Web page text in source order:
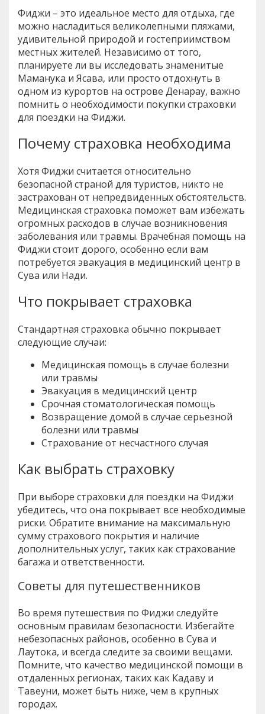
Фиджи – это идеальное место для отдыха, где
можно насладиться великолепными пляжами,
удивительной природой и гостеприимством
местных жителей. Независимо от того,
планируете ли вы исследовать знаменитые
Маманука и Ясава, или просто отдохнуть в
одном из курортов на острове Денарау, важно
помнить о необходимости покупки страховки
для поездки на Фиджи.
Почему страховка необходима
Хотя Фиджи считается относительно
безопасной страной для туристов, никто не
застрахован от непредвиденных обстоятельств.
Медицинская страховка поможет вам избежать
огромных расходов в случае возникновения
заболевания или травмы. Врачебная помощь на
Фиджи стоит дорого, особенно если вам
потребуется эвакуация в медицинский центр в
Сува или Нади.
Что покрывает страховка
Стандартная страховка обычно покрывает
следующие случаи:
Медицинская помощь в случае болезни
или травмы
Эвакуация в медицинский центр
Срочная стоматологическая помощь
Возвращение домой в случае серьезной
болезни или травмы
Страхование от несчастного случая
Как выбрать страховку
При выборе страховки для поездки на Фиджи
убедитесь, что она покрывает все необходимые
риски. Обратите внимание на максимальную
сумму страхового покрытия и наличие
дополнительных услуг, таких как страхование
багажа и ответственности.
Советы для путешественников
Во время путешествия по Фиджи следуйте
основным правилам безопасности. Избегайте
небезопасных районов, особенно в Сува и
Лаутока, и всегда следите за своими вещами.
Помните, что качество медицинской помощи в
отдаленных регионах, таких как Кадаву и
Тавеуни, может быть ниже, чем в крупных
городах.